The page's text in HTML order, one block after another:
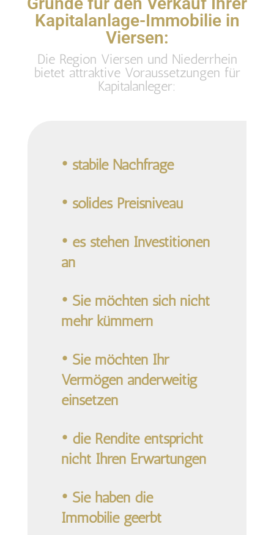
Kapitalanlage-Immobilie in
Viersen:
Die Region Viersen und Niederrhein
bietet attraktive Voraussetzungen für
Kapitalanleger:
• stabile Nachfrage
• solides Preisniveau
• es stehen Investitionen
an
• Sie möchten sich nicht
mehr kümmern
• Sie möchten Ihr
Vermögen anderweitig
einsetzen
• die Rendite entspricht
nicht Ihren Erwartungen
• Sie haben die
Immobilie geerbt